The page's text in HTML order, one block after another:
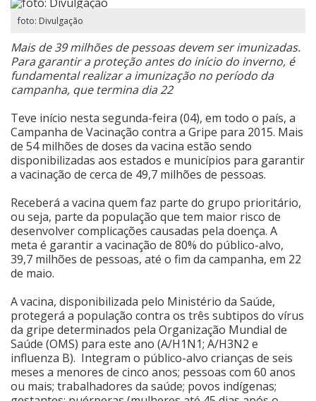
Classificados
Guia de Serviços
Anuncie
Cinema
Agenda Cultural
Anuncie
Fale Conosco
foto: Divulgação
Mais de 39 milhões de pessoas devem ser imunizadas.
Para garantir a proteção antes do início do inverno, é
fundamental realizar a imunização no período da
campanha, que termina dia 22
Teve início nesta segunda-feira (04), em todo o país, a
Campanha de Vacinação contra a Gripe para 2015. Mais
de 54 milhões de doses da vacina estão sendo
disponibilizadas aos estados e municípios para garantir
a vacinação de cerca de 49,7 milhões de pessoas.
Receberá a vacina quem faz parte do grupo prioritário,
ou seja, parte da população que tem maior risco de
desenvolver complicações causadas pela doença. A
meta é garantir a vacinação de 80% do público-alvo,
39,7 milhões de pessoas, até o fim da campanha, em 22
de maio.
A vacina, disponibilizada pelo Ministério da Saúde,
protegerá a população contra os três subtipos do vírus
da gripe determinados pela Organização Mundial de
Saúde (OMS) para este ano (A/H1N1; A/H3N2 e
influenza B). Integram o público-alvo crianças de seis
meses a menores de cinco anos; pessoas com 60 anos
ou mais; trabalhadores da saúde; povos indígenas;